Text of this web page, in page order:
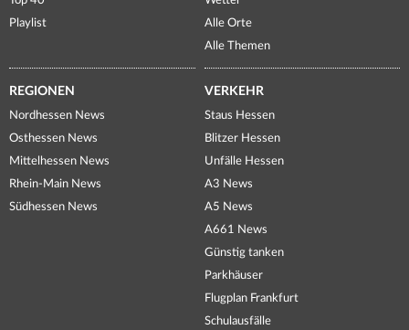
Playlist
Alle Orte
Alle Themen
REGIONEN
Nordhessen News
Osthessen News
Mittelhessen News
Rhein-Main News
Südhessen News
VERKEHR
Staus Hessen
Blitzer Hessen
Unfälle Hessen
A3 News
A5 News
A661 News
Günstig tanken
Parkhäuser
Flugplan Frankfurt
Schulausfälle